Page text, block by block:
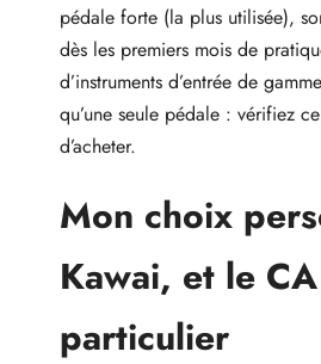
pédale forte (la plus utilisée),
dès les premiers mois de
d’instruments d’entrée de
qu’une seule pédale : vérifiez
d’acheter.
Mon choix
Kawai, et le
particulier